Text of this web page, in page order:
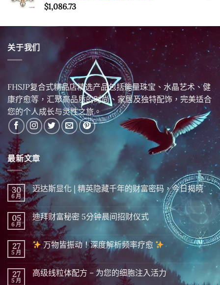
$1,086.73
关于我们
FHSJP复合式精品店精选产品包括能量珠宝、水晶艺术、健
康疗愈等，汇聚高品质的时尚、家居及独特配饰，完美适合
您的个人成长与灵性之旅。
最新文章
30
6 月
迈达斯显化 | 精英隐藏千年的财富密码，今日揭晓
在
〈迈
达
斯
显
化
|
精
英
隐
千
年
尚
無
留
言
05
6 月
迪拜财富秘密 5分钟晨间招财仪式
在
〈迪
拜
财
富
密 5
分
钟
尚
無
留
言
27
5 月
万物皆振动！深度解析频率疗愈
在
万
尚
無
留
言
27
5 月
高级线粒体配方 – 为您的细胞注入活力